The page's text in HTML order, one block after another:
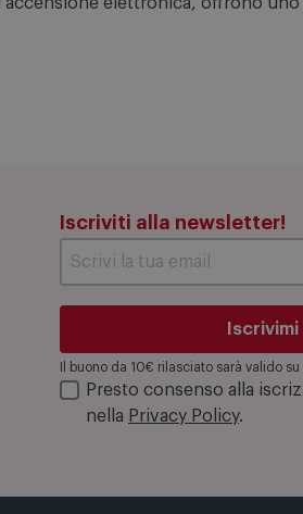
elettronica, offrono uno
Iscriviti alla newsletter!
Iscrivimi
Il buono da 10€ rilasciato sarà valido
Presto consenso alla